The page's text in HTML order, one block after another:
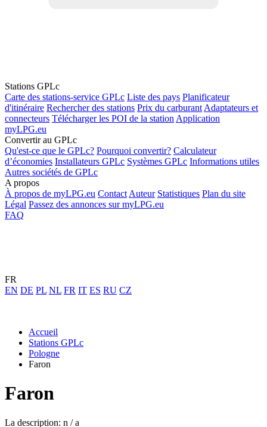
Stations GPLc
Carte des stations-service GPLc Liste des pays Planificateur
d'itinéraire Rechercher des stations Prix du carburant Adaptateurs et
connecteurs Télécharger les POI de la station Application
myLPG.eu
Convertir au GPLc
Qu'est-ce que le GPLc? Pourquoi convertir? Calculateur
d’économies Installateurs GPLc Systèmes GPLc Informations utiles
Autres sociétés de GPLc
A propos
À propos de myLPG.eu Contact Auteur Statistiques Plan du site
Légal Passez des annonces sur myLPG.eu
FAQ
FR
EN DE PL NL FR IT ES RU CZ
Accueil
Stations GPLc
Pologne
Faron
Faron
La description: n / a